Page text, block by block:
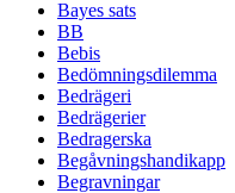
Bayes sats
BB
Bebis
Bedömningsdilemma
Bedrägeri
Bedrägerier
Bedragerska
Begåvningshandikapp
Begravningar